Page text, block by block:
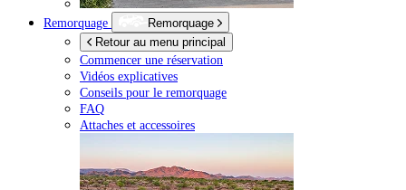
Remorquage
Remorquage
Retour au menu principal
Commencer une réservation
Vidéos explicatives
Conseils pour le remorquage
FAQ
Attaches et accessoires